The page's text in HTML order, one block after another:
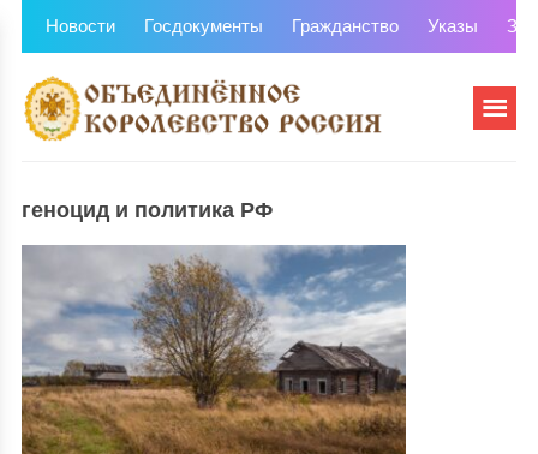
Новости Госдокументы Гражданство Указы
геноцид и политика РФ